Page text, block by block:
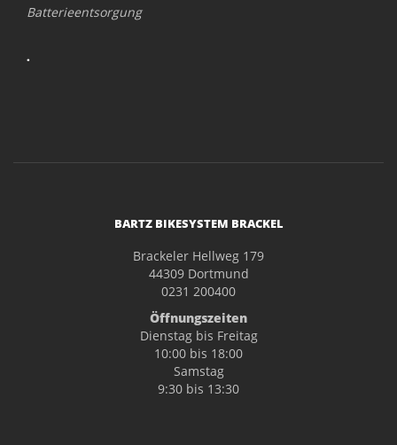
Batterieentsorgung
.
BARTZ BIKESYSTEM BRACKEL
Brackeler Hellweg 179
44309 Dortmund
0231 200400
Öffnungszeiten
Dienstag bis Freitag
10:00 bis 18:00
Samstag
9:30 bis 13:30